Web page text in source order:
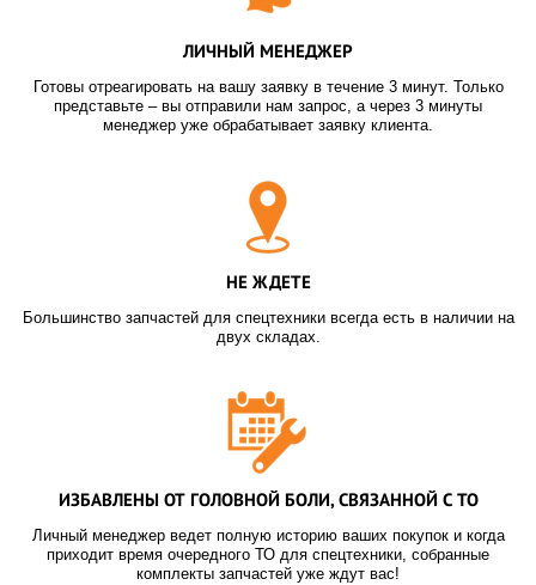
ЛИЧНЫЙ МЕНЕДЖЕР
Готовы отреагировать на вашу заявку в течение 3 минут. Только
представьте – вы отправили нам запрос, а через 3 минуты
менеджер уже обрабатывает заявку клиента.
НЕ ЖДЕТЕ
Большинство запчастей для спецтехники всегда есть в наличии на
двух складах.
ИЗБАВЛЕНЫ ОТ ГОЛОВНОЙ БОЛИ, СВЯЗАННОЙ С ТО
Личный менеджер ведет полную историю ваших покупок и когда
приходит время очередного ТО для спецтехники, собранные
комплекты запчастей уже ждут вас!